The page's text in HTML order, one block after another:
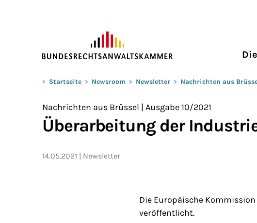
Sie befinden sich hier:
> Startseite > Newsroom > Newsletter > Nachrichten aus
Nachrichten aus Brüssel | Ausgabe 10/2021
Überarbeitung der
14.05.2021 Newsletter
Die Europäische
veröffentlicht.